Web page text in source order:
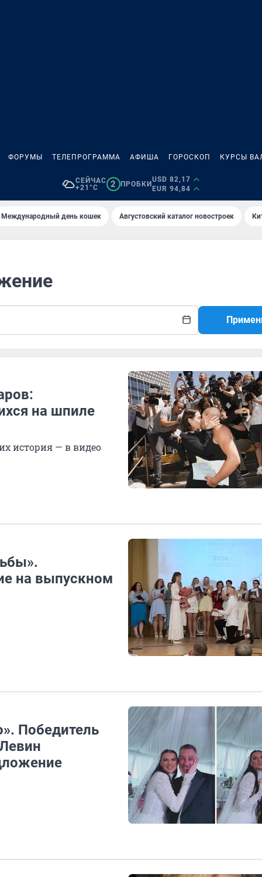
ФОРУМЫ ТЕЛЕПРОГРАММА АФИША ГОРОСКОП КУРСЫ
СЕЙЧАС
+21°C
2 ПРОБКИ
USD 82,17
EUR 94,84
Международный день кошек Августовский каталог новостроек
на шпиле
история — в видео
на выпускном
Победитель